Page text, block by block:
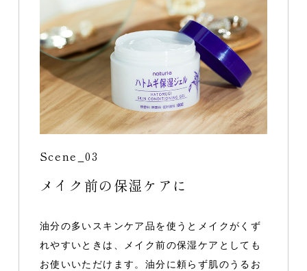
Scene_03
メイク前の保湿ケアに
油分の多いスキンケア品を使うとメイクがくず
れやすいときは、メイク前の保湿ケアとしても
お使いいただけます。油分に頼らず肌のうるお